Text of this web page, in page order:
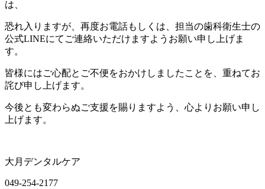
は、
恐れ入りますが、再度お電話もしくは、担当の歯科衛生士の
公式LINEにてご連絡いただけますようお願い申し上げま
す。
皆様にはご心配とご不便をおかけしましたことを、重ねてお
詫び申し上げます。
今後とも変わらぬご支援を賜りますよう、心よりお願い申し
上げます。
大月デンタルケア
049-254-2177